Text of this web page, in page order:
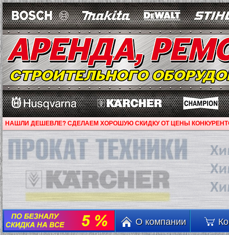
НАШЛИ ДЕШЕВЛЕ? СДЕЛАЕМ ХОРОШУЮ СКИДКУ ОТ ЦЕНЫ
О компании